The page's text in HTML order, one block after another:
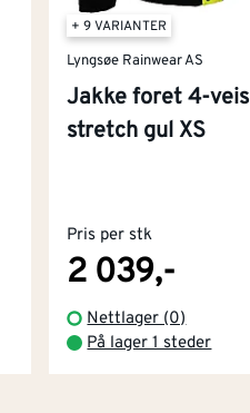
+ 9 VARIANTER
Lyngsøe Rainwear AS
Jakke foret 4-veis
stretch gul XS
Pris per stk
2 039,-
Nettlager (0)
På lager 1 steder